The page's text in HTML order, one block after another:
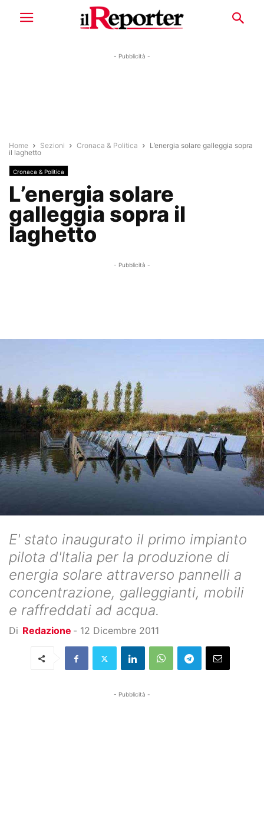
- Pubblicità -
Home Sezioni Cronaca & Politica
L’energia solare galleggia sopra
il laghetto
Cronaca & Politica
L’energia solare
galleggia sopra il
laghetto
- Pubblicità -
E' stato inaugurato il primo impianto
pilota d'Italia per la produzione di
energia solare attraverso pannelli a
concentrazione, galleggianti, mobili
e raffreddati ad acqua.
Di Redazione - 12 Dicembre 2011
- Pubblicità -